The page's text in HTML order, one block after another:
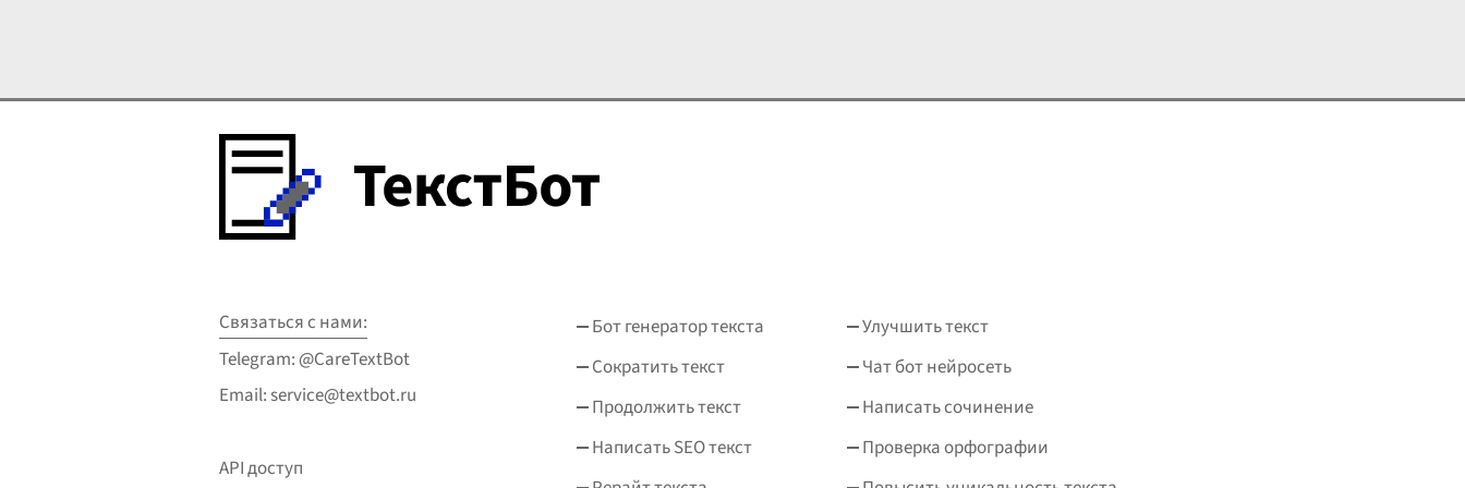
Связаться с нами:
Telegram: @CareTextBot
Email: service@textbot.ru
API доступ
Бот генератор текста
Улучшить текст
Сократить текст
Чат бот нейросеть
Продолжить текст
Написать сочинение
Написать SEO текст
Проверка орфографии